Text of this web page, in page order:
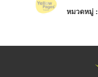
หมวดหมู่ :